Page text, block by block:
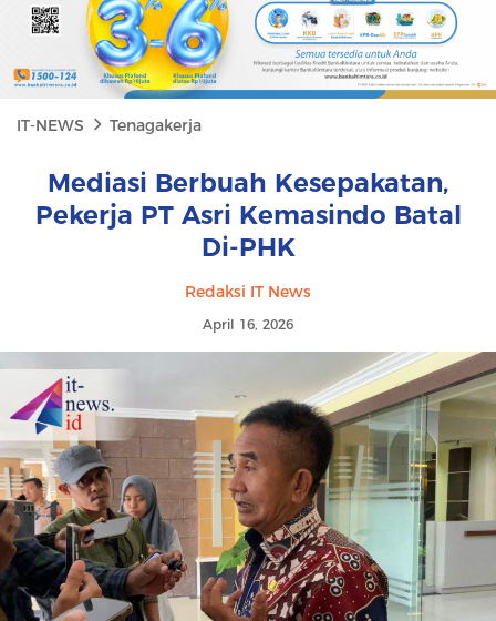
IT-NEWS Tenagakerja
Mediasi Berbuah Kesepakatan,
Pekerja PT Asri Kemasindo Batal
Di-PHK
Redaksi IT News
April 16, 2026